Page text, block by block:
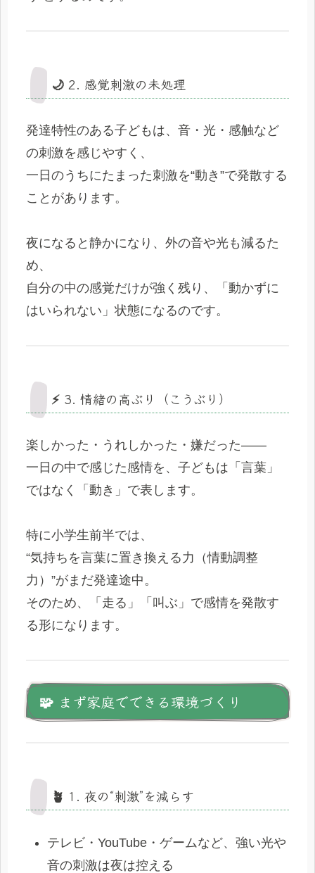
🌙 2. 感覚刺激の未処理
発達特性のある子どもは、音・光・感触など
の刺激を感じやすく、
一日のうちにたまった刺激を“動き”で発散する
ことがあります。
夜になると静かになり、外の音や光も減るた
め、
自分の中の感覚だけが強く残り、「動かずに
はいられない」状態になるのです。
⚡ 3. 情緒の高ぶり（こうぶり）
楽しかった・うれしかった・嫌だった――
一日の中で感じた感情を、子どもは「言葉」
ではなく「動き」で表します。
特に小学生前半では、
“気持ちを言葉に置き換える力（情動調整
力）”がまだ発達途中。
そのため、「走る」「叫ぶ」で感情を発散す
る形になります。
🧩 まず家庭でできる環境づくり
🪴 1. 夜の“刺激”を減らす
テレビ・YouTube・ゲームなど、強い光や
音の刺激は夜は控える